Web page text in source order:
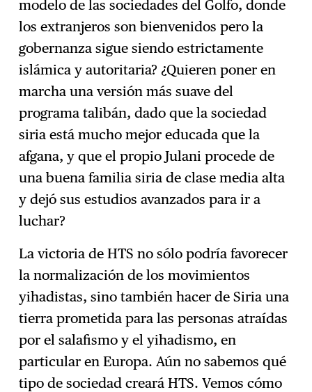
modelo de las sociedades del Golfo, donde
los extranjeros son bienvenidos pero la
gobernanza sigue siendo estrictamente
islámica y autoritaria? ¿Quieren poner en
marcha una versión más suave del
programa talibán, dado que la sociedad
siria está mucho mejor educada que la
afgana, y que el propio Julani procede de
una buena familia siria de clase media alta
y dejó sus estudios avanzados para ir a
luchar?
La victoria de HTS no sólo podría favorecer
la normalización de los movimientos
yihadistas, sino también hacer de Siria una
tierra prometida para las personas atraídas
por el salafismo y el yihadismo, en
particular en Europa. Aún no sabemos qué
tipo de sociedad creará HTS. Vemos cómo